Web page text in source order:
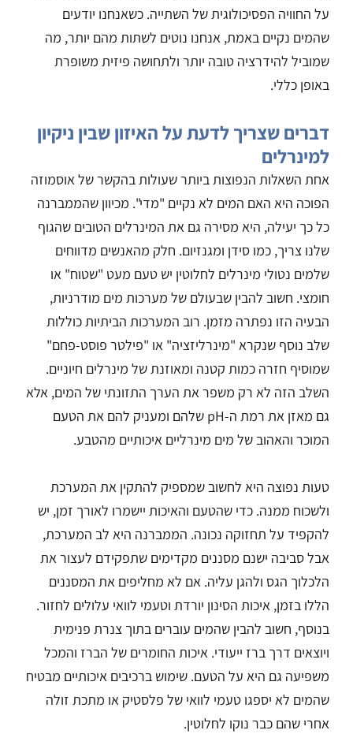
על החוויה הפסיכולוגית של השתייה. כשאנחנו יודעים
שהמים נקיים באמת, אנחנו נוטים לשתות מהם יותר, מה
שמוביל להידרציה טובה יותר ולתחושה פיזית משופרת
באופן כללי.
דברים שצריך לדעת על האיזון שבין ניקיון
למינרלים
אחת השאלות הנפוצות ביותר שעולות בהקשר של אוסמוזה
הפוכה היא האם המים לא נקיים "מדי". מכיוון שהממברנה
כל כך יעילה, היא מסירה גם את המינרלים הטובים שהגוף
שלנו צריך, כמו סידן ומגנזיום. חלק מהאנשים מדווחים
שלמים נטולי מינרלים לחלוטין יש טעם מעט "שטוח" או
חומצי. חשוב להבין שבעולם של מערכות מים מודרניות,
הבעיה הזו נפתרה מזמן. רוב המערכות הביתיות כוללות
שלב נוסף שנקרא "מינרליזציה" או "פילטר פוסט-פחם"
שמוסיף חזרה כמות קטנה ומאוזנת של מינרלים חיוניים.
השלב הזה לא רק משפר את הערך התזונתי של המים, אלא
גם מאזן את רמת ה-pH שלהם ומעניק להם את הטעם
המוכר והאהוב של מים מינרליים איכותיים מהטבע.
טעות נפוצה היא לחשוב שמספיק להתקין את המערכת
ולשכוח ממנה. כדי שהטעם והאיכות יישמרו לאורך זמן, יש
להקפיד על תחזוקה נכונה. הממברנה היא לב המערכת,
אבל סביבה ישנם מסננים מקדימים שתפקידם לעצור את
הלכלוך הגס ולהגן עליה. אם לא מחליפים את המסננים
הללו בזמן, איכות הסינון יורדת וטעמי לוואי עלולים לחזור.
בנוסף, חשוב להבין שהמים עוברים בתוך צנרת פנימית
ויוצאים דרך ברז ייעודי. איכות החומרים של הברז והמכל
משפיעה גם היא על הטעם. שימוש ברכיבים איכותיים מבטיח
שהמים לא יספגו טעמי לוואי של פלסטיק או מתכת זולה
אחרי שהם כבר נוקו לחלוטין.